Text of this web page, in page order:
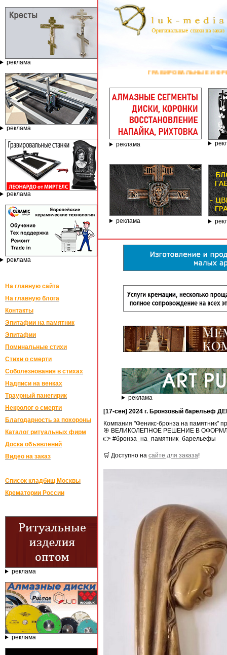
реклама
реклама
реклама
реклама
На главную сайта
На главную блога
Контакты
Эпитафии на памятник
Эпитафии
Поминальные стихи
Стихи о смерти
Соболезнования в стихах
Надписи на венках
Траурный панегирик
Некролог о смерти
Благодарность за похороны
Каталог ритуальных фирм
Доска объявлений
Видео на заказ
Список кладбищ Москвы
Крематории России
реклама
реклама
ГРАВИРОВАЛЬНЫЕ И ФРЕЗЕРНЫЕ
реклама
реклама
реклама
[17-сен] 2024 г. Бронзовый барельеф
Компания "Феникс-бронза на
🎯 ВЕЛИКОЛЕПНОЕ РЕШЕНИЕ В
👉 #бронза_на_памятник_барельефы
🛒 Доступно на сайте для заказа!